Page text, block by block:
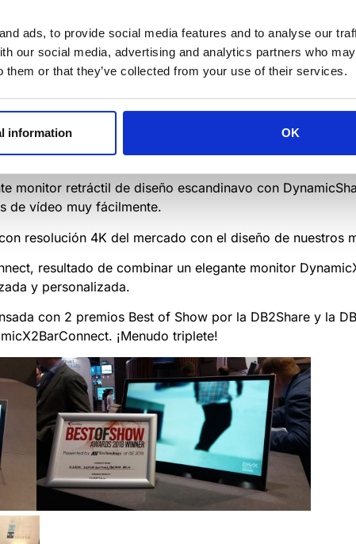
ads, to provide social media features and to analyse our
our social media, advertising and analytics partners who
them or that they’ve collected from your use of their services.
information OK
feria increíble en la que lanzamos varios productos
monitor retráctil de diseño escandinavo con
de vídeo muy fácilmente.
resolución 4K del mercado con el diseño de nuestros
resultado de combinar un elegante monitor
y personalizada.
con 2 premios Best of Show por la DB2Share y la
¡Menudo triplete!